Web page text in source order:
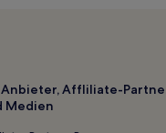
Saint Kilda
Anbieter, Affliliate-
Medien